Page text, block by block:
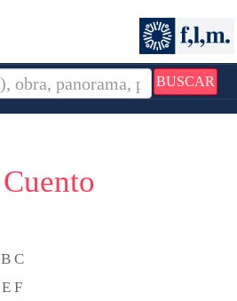
BUSCAR
C
F